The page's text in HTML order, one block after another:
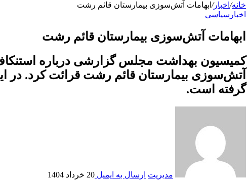
خانه/ اخبار/ ابهامات آتش‌سوزی بیمارستان قائم رشت
اخبار سیاسی
ابهامات آتش‌سوزی بیمارستان قائم رشت
کمیسیون بهداشت مجلس گزارشی درباره
آتش‌سوزی بیمارستان قائم رشت قرائت کرد. در
گرفته است.
مدیریت ارسال به ایمیل 20 خرداد 1404